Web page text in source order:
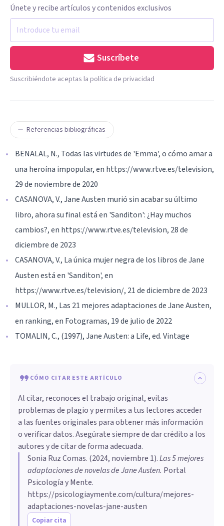
Únete y recibe artículos y contenidos exclusivos
Suscríbete
Suscribiéndote aceptas la política de privacidad
Referencias bibliográficas
BENALAL, N., Todas las virtudes de 'Emma', o cómo amar a
una heroína impopular, en https://www.rtve.es/television,
29 de noviembre de 2020
CASANOVA, V., Jane Austen murió sin acabar su último
libro, ahora su final está en 'Sanditon': ¿Hay muchos
cambios?, en https://www.rtve.es/television, 28 de
diciembre de 2023
CASANOVA, V., La única mujer negra de los libros de Jane
Austen está en 'Sanditon', en
https://www.rtve.es/television/, 21 de diciembre de 2023
MULLOR, M., Las 21 mejores adaptaciones de Jane Austen,
en ranking, en Fotogramas, 19 de julio de 2022
TOMALIN, C., (1997), Jane Austen: a Life, ed. Vintage
CÓMO CITAR ESTE ARTÍCULO
Al citar, reconoces el trabajo original, evitas
problemas de plagio y permites a tus lectores acceder
a las fuentes originales para obtener más información
o verificar datos. Asegúrate siempre de dar crédito a los
autores y de citar de forma adecuada.
Sonia Ruz Comas. (2024, noviembre 1).Las 5 mejores
adaptaciones de novelas de Jane Austen. Portal
Psicología y Mente.
https://psicologiaymente.com/cultura/mejores-
adaptaciones-novelas-jane-austen
Copiar cita